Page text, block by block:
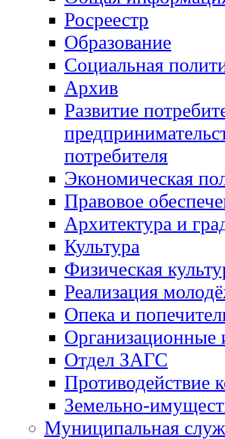
Росреестр
Образование
Социальная
Архив
Развитие
потребителя
Экономическая
Правовое
Архитектура и
Культура
Физическая
Реализация
Опека и
Отдел ЗАГС
Противодействие
Земельно-
Муниципальная